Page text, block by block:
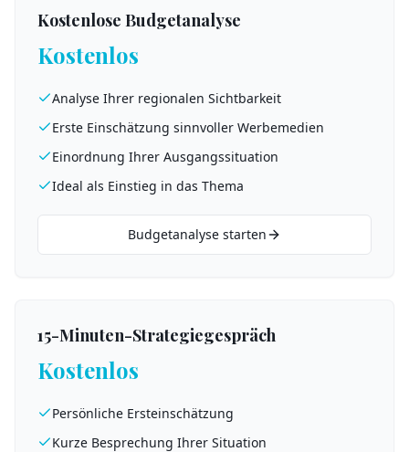
Kostenlose Budgetanalyse
Kostenlos
Analyse Ihrer regionalen Sichtbarkeit
Erste Einschätzung sinnvoller Werbemedien
Einordnung Ihrer Ausgangssituation
Ideal als Einstieg in das Thema
Budgetanalyse starten
15-Minuten-Strategiegespräch
Kostenlos
Persönliche Ersteinschätzung
Kurze Besprechung Ihrer Situation